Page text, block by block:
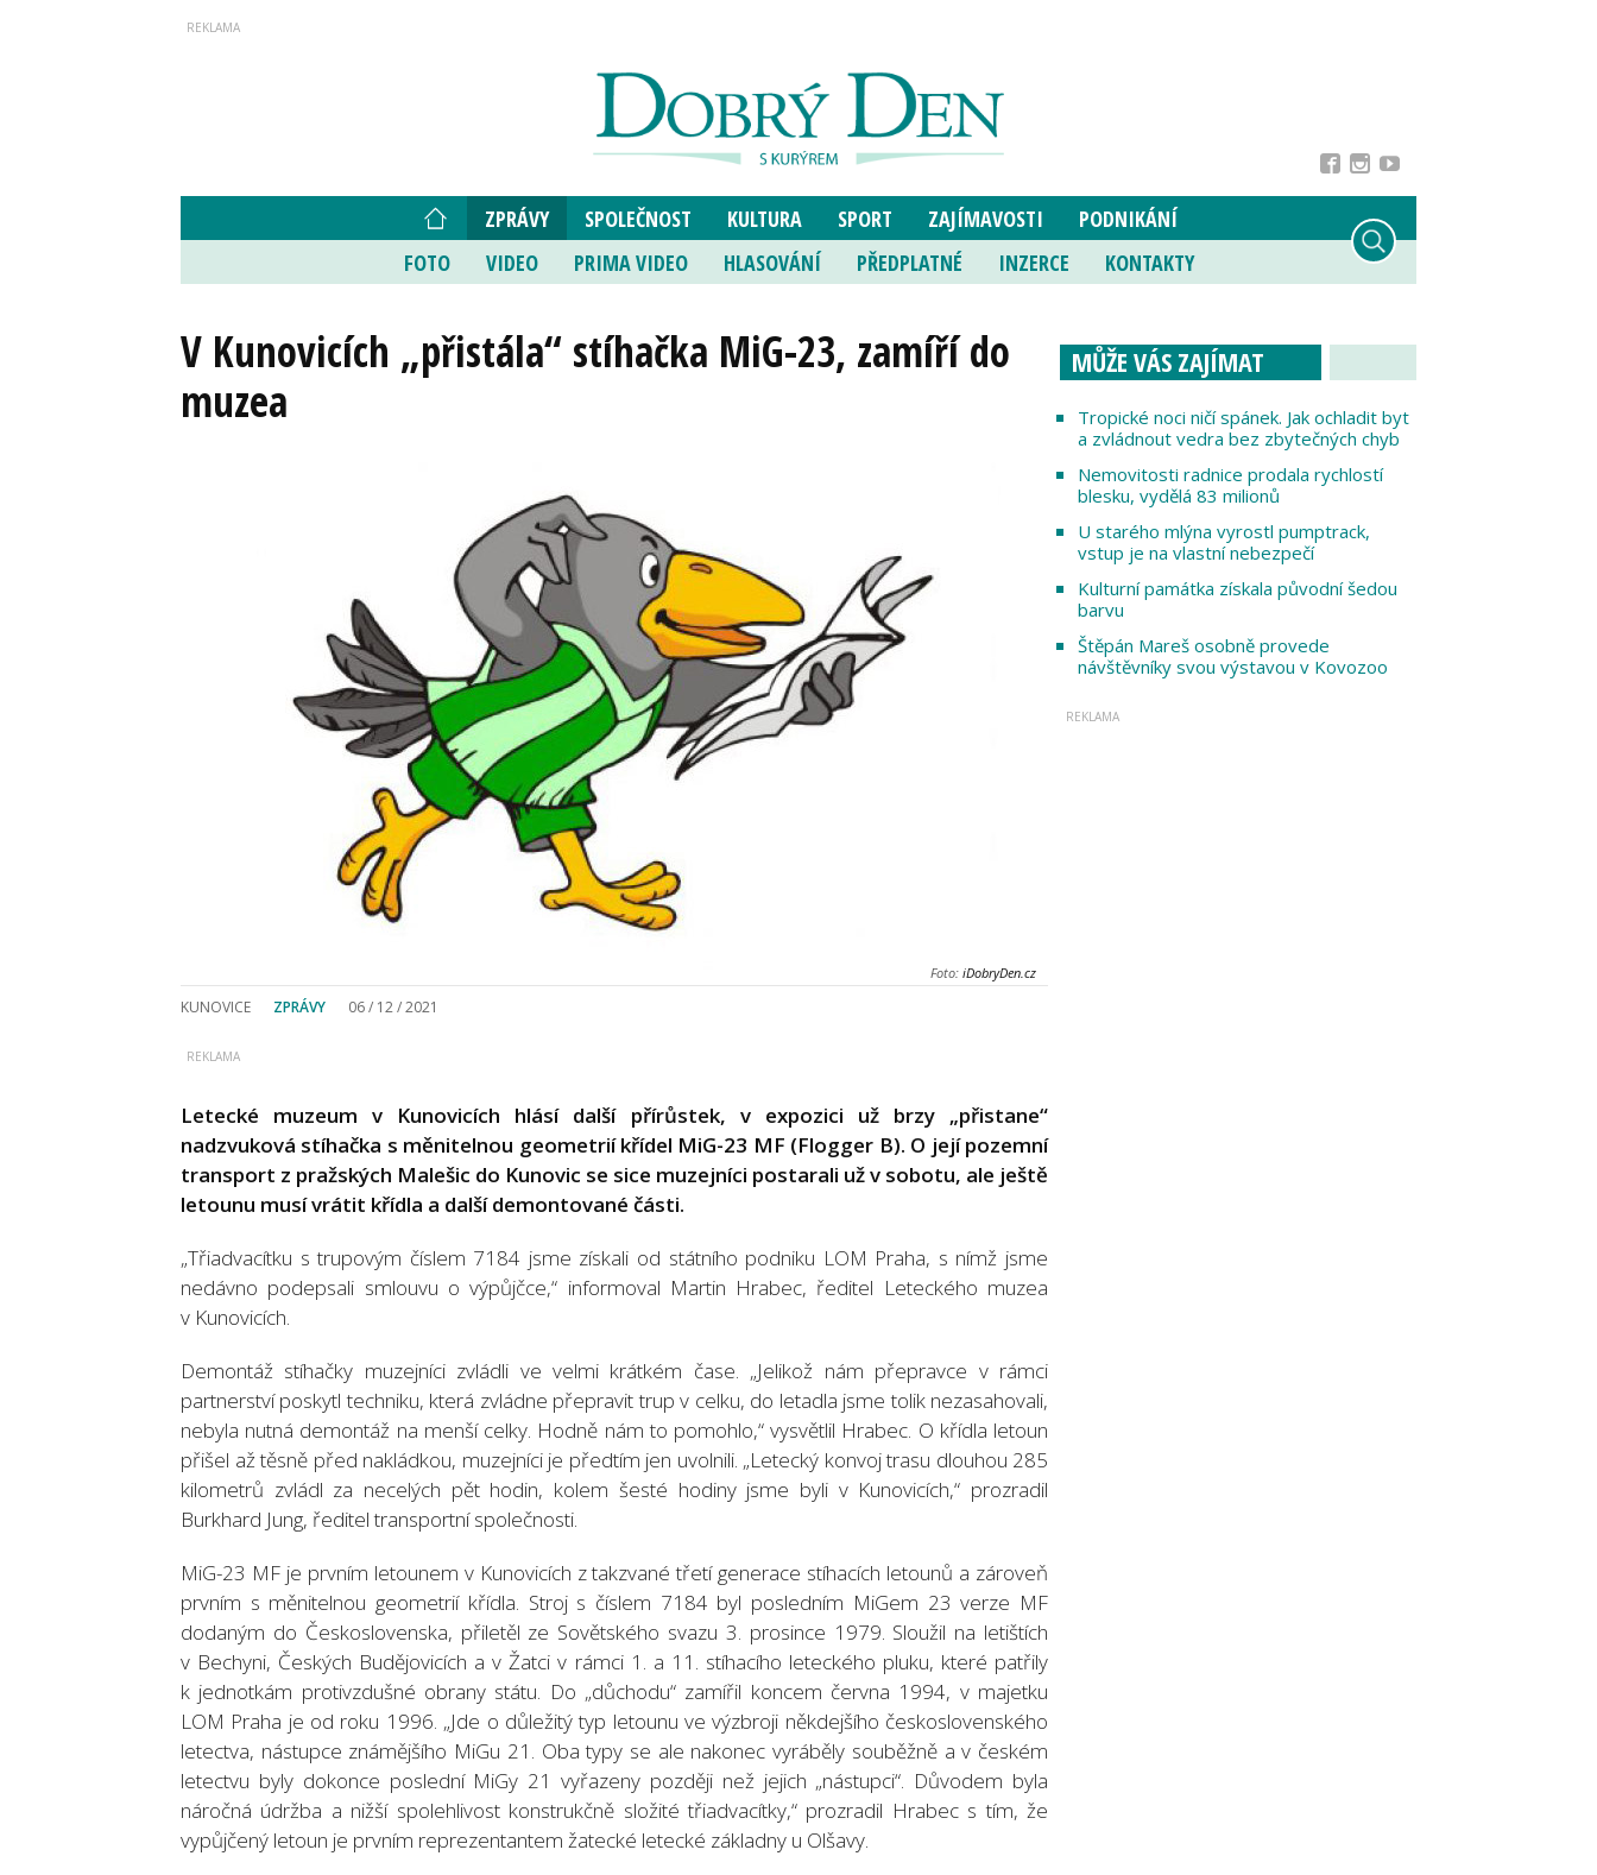
ZPRÁVY SPOLEČNOST KULTURA SPORT ZAJÍMAVOSTI
PODNIKÁNÍ
FOTO
VIDEO PRIMA VIDEO HLASOVÁNÍ PŘEDPLATNÉ INZERCE KONTAKTY
V Kunovicích „přistála“ stíhačka MiG-23, zamíří do
muzea
Foto: iDobryDen.cz
KUNOVICE ZPRÁVY 06 / 12 / 2021
Letecké muzeum v Kunovicích hlásí další přírůstek, v expozici už brzy „přistane“
nadzvuková stíhačka s měnitelnou geometrií křídel MiG-23 MF (Flogger B). O její pozemní
transport z pražských Malešic do Kunovic se sice muzejníci postarali už v sobotu, ale ještě
letounu musí vrátit křídla a další demontované části.
„Třiadvacítku s trupovým číslem 7184 jsme získali od státního podniku LOM Praha, s nímž jsme
nedávno podepsali smlouvu o výpůjčce,“ informoval Martin Hrabec, ředitel Leteckého muzea
v Kunovicích.
Demontáž stíhačky muzejníci zvládli ve velmi krátkém čase. „Jelikož nám přepravce v rámci
partnerství poskytl techniku, která zvládne přepravit trup v celku, do letadla jsme tolik nezasahovali,
nebyla nutná demontáž na menší celky. Hodně nám to pomohlo,“ vysvětlil Hrabec. O křídla letoun
přišel až těsně před nakládkou, muzejníci je předtím jen uvolnili. „Letecký konvoj trasu dlouhou 285
kilometrů zvládl za necelých pět hodin, kolem šesté hodiny jsme byli v Kunovicích,“ prozradil
Burkhard Jung, ředitel transportní společnosti.
MiG-23 MF je prvním letounem v Kunovicích z takzvané třetí generace stíhacích letounů a zároveň
prvním s měnitelnou geometrií křídla. Stroj s číslem 7184 byl posledním MiGem 23 verze MF
dodaným do Československa, přiletěl ze Sovětského svazu 3. prosince 1979. Sloužil na letištích
v Bechyni, Českých Budějovicích a v Žatci v rámci 1. a 11. stíhacího leteckého pluku, které patřily
k jednotkám protivzdušné obrany státu. Do „důchodu“ zamířil koncem června 1994, v majetku
LOM Praha je od roku 1996. „Jde o důležitý typ letounu ve výzbroji někdejšího československého
letectva, nástupce známějšího MiGu 21. Oba typy se ale nakonec vyráběly souběžně a v českém
letectvu byly dokonce poslední MiGy 21 vyřazeny později než jejich „nástupci“. Důvodem byla
náročná údržba a nižší spolehlivost konstrukčně složité třiadvacítky,“ prozradil Hrabec s tím, že
vypůjčený letoun je prvním reprezentantem žatecké letecké základny u Olšavy.
MŮŽE VÁS ZAJÍMAT
Tropické noci ničí spánek. Jak ochladit byt
a zvládnout vedra bez zbytečných chyb
Nemovitosti radnice prodala rychlostí
blesku, vydělá 83 milionů
U starého mlýna vyrostl pumptrack,
vstup je na vlastní nebezpečí
Kulturní památka získala původní šedou
barvu
Štěpán Mareš osobně provede
návštěvníky svou výstavou v Kovozoo